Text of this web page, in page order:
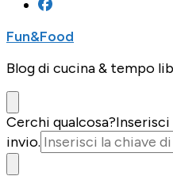
Fun&Food
Blog di cucina & tempo
Cerchi qualcosa?
invio.